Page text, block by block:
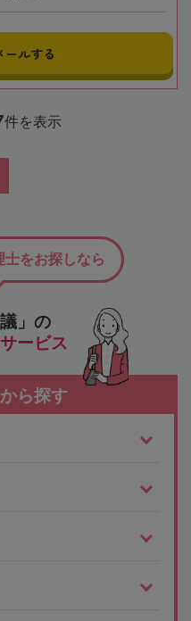
ールする
件を表示
」の
ービス
をお探しなら
ら探す